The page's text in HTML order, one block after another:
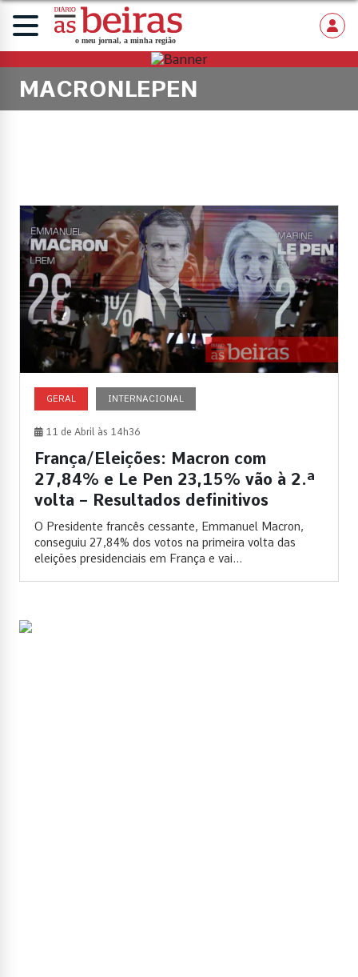
MACRONLEPEN
GERAL INTERNACIONAL
11 de Abril às 14h36
França/Eleições: Macron com
27,84% e Le Pen 23,15% vão à 2.ª
volta – Resultados definitivos
O Presidente francês cessante, Emmanuel Macron,
conseguiu 27,84% dos votos na primeira volta das
eleições presidenciais em França e vai...